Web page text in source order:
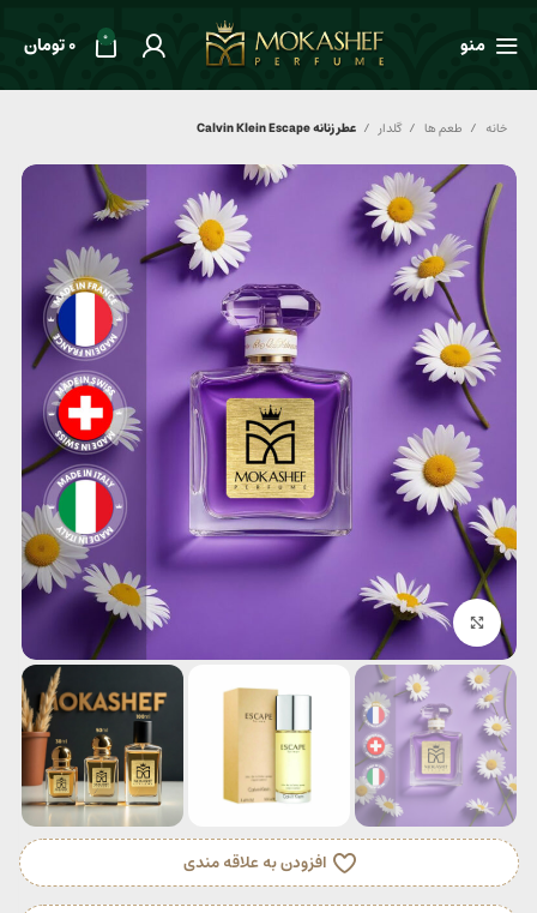
منو 0
0تومان
خانه طعم ها گلدار عطر زنانه Calvin Klein Escape
بزرگنمایی تصویر
افزودن به علاقه مندی